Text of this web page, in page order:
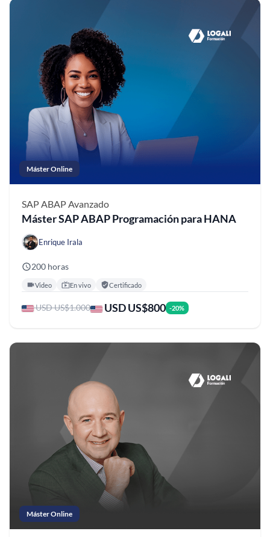
Máster Online
SAP ABAPAvanzado
Máster SAP ABAP Programación para HANA
Enrique Irala
200 horas
Video En vivo Certificado
USD US$1.000 USD US$800 -20%
Máster Online